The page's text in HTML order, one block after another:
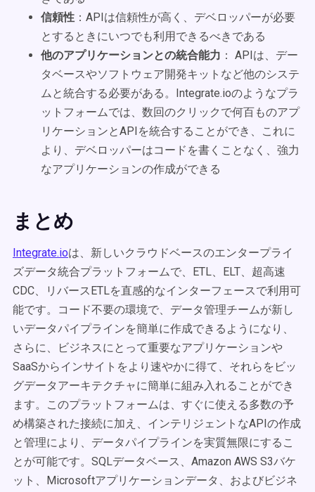
信頼性 ：APIは信頼性が高く、デベロッパーが必要
とするときにいつでも利用できるべきである
他のアプリケーションとの統合能力 ： APIは、デー
タベースやソフトウェア開発キットなど他のシステ
ムと統合する必要がある。Integrate.ioのようなプラ
ットフォームでは、数回のクリックで何百ものアプ
リケーションとAPIを統合することができ、これに
より、デベロッパーはコードを書くことなく、強力
なアプリケーションの作成ができる
まとめ
Integrate.ioは、新しいクラウドベースのエンタープライ
ズデータ統合プラットフォームで、ETL、ELT、超高速
CDC、リバースETLを直感的なインターフェースで利用可
能です。コード不要の環境で、データ管理チームが新し
いデータパイプラインを簡単に作成できるようになり、
さらに、ビジネスにとって重要なアプリケーションや
SaaSからインサイトをより速やかに得て、それらをビッ
グデータアーキテクチャに簡単に組み入れることができ
ます。このプラットフォームは、すぐに使える多数の予
め構築された接続に加え、インテリジェントなAPIの作成
と管理により、データパイプラインを実質無限にするこ
とが可能です。SQLデータベース、Amazon AWS S3バケ
ット、Microsoftアプリケーションデータ、およびビジネ